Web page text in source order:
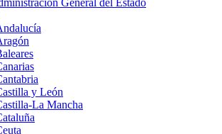
y León
La Mancha